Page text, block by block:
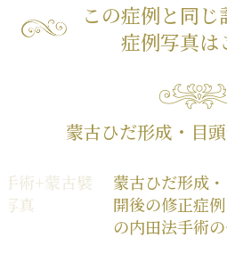
この症例と同じ
症例写真は
蒙古ひだ形成・目
術+蒙古襞
真
蒙古ひだ形成
開後の修正症
の内田法手術